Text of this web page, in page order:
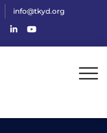
info@tkyd.org